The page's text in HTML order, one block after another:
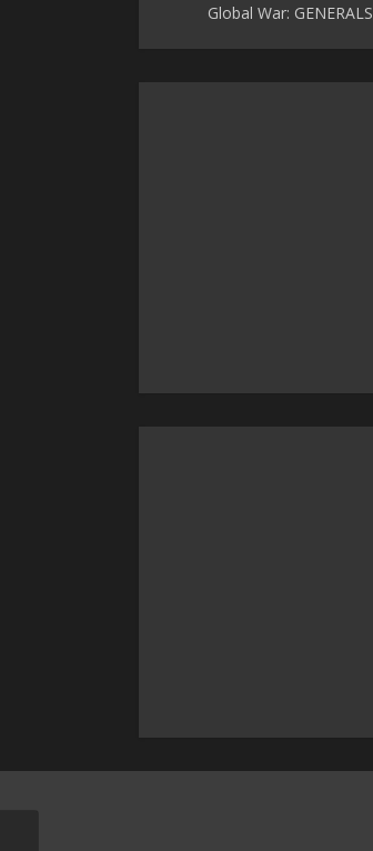
Global War: GENERALS